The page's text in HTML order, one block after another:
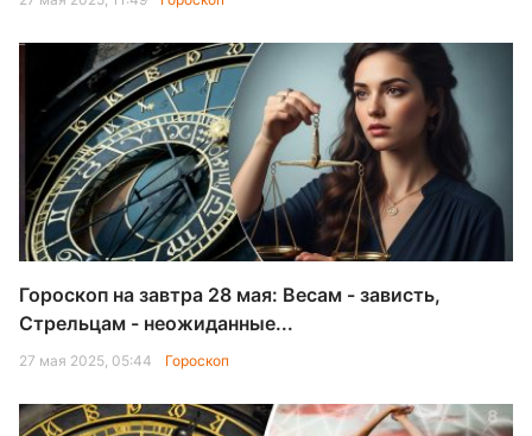
Гороскоп на завтра 28 мая: Весам - зависть,
Стрельцам - неожиданные...
27 мая 2025, 05:44 Гороскоп